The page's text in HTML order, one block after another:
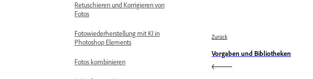
Retuschieren und Korrigieren von
Fotos
Fotowiederherstellung mit KI in
Photoshop Elements
Fotos kombinieren
Zurück
Vorgaben und Bibliotheken